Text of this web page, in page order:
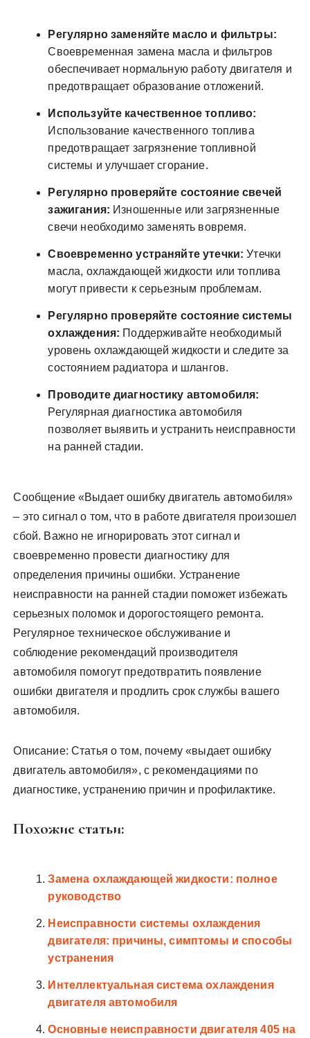
Регулярно заменяйте масло и фильтры:
Своевременная замена масла и фильтров
обеспечивает нормальную работу двигателя и
предотвращает образование отложений.
Используйте качественное топливо:
Использование качественного топлива
предотвращает загрязнение топливной
системы и улучшает сгорание.
Регулярно проверяйте состояние свечей
зажигания: Изношенные или загрязненные
свечи необходимо заменять вовремя.
Своевременно устраняйте утечки: Утечки
масла, охлаждающей жидкости или топлива
могут привести к серьезным проблемам.
Регулярно проверяйте состояние системы
охлаждения: Поддерживайте необходимый
уровень охлаждающей жидкости и следите за
состоянием радиатора и шлангов.
Проводите диагностику автомобиля:
Регулярная диагностика автомобиля
позволяет выявить и устранить неисправности
на ранней стадии.
Сообщение «Выдает ошибку двигатель автомобиля»
– это сигнал о том, что в работе двигателя произошел
сбой. Важно не игнорировать этот сигнал и
своевременно провести диагностику для
определения причины ошибки. Устранение
неисправности на ранней стадии поможет избежать
серьезных поломок и дорогостоящего ремонта.
Регулярное техническое обслуживание и
соблюдение рекомендаций производителя
автомобиля помогут предотвратить появление
ошибки двигателя и продлить срок службы вашего
автомобиля.
Описание: Статья о том, почему «выдает ошибку
двигатель автомобиля», с рекомендациями по
диагностике, устранению причин и профилактике.
Похожие статьи:
Замена охлаждающей жидкости: полное
руководство
Неисправности системы охлаждения
двигателя: причины, симптомы и способы
устранения
Интеллектуальная система охлаждения
двигателя автомобиля
Основные неисправности двигателя 405 на